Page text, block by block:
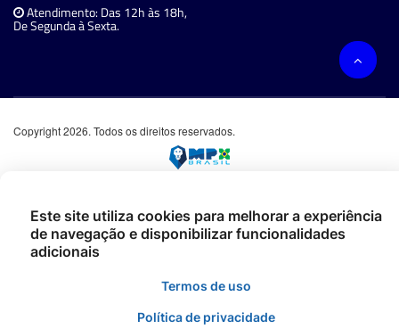
Atendimento: Das 12h às 18h,
De Segunda à Sexta.
Copyright 2026. Todos os direitos reservados.
Este site utiliza cookies para melhorar a experiência
de navegação e disponibilizar funcionalidades
adicionais
Termos de uso
Política de privacidade